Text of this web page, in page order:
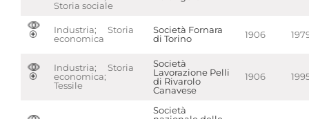
Storia sociale
Industria; Storia
economica
Società Fornara
di Torino
1906
Industria; Storia
economica;
Tessile
Società
Lavorazione Pelli
di Rivarolo
Canavese
1906
Società